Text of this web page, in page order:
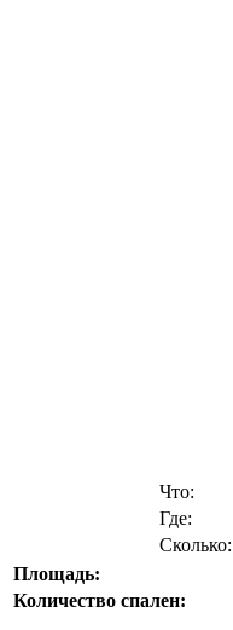
Что:
Где:
Сколько:
Площадь:
Количество спален: